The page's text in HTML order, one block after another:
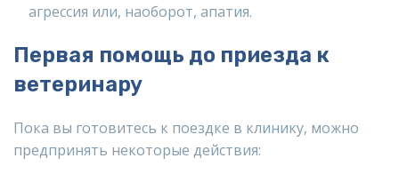
агрессия или, наоборот, апатия.
Первая помощь до приезда к
ветеринару
Пока вы готовитесь к поездке в клинику, можно
предпринять некоторые действия: